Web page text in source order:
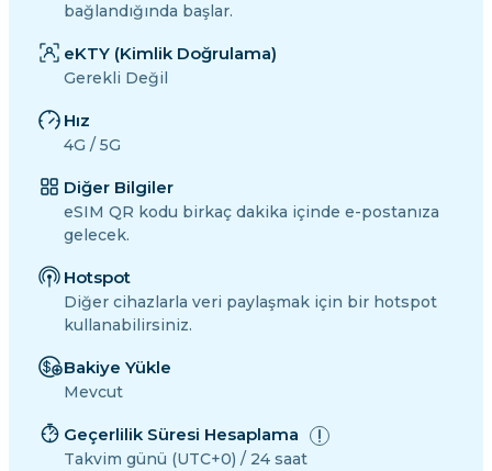
bağlandığında başlar.
eKTY (Kimlik Doğrulama)
Gerekli Değil
Hız
4G / 5G
Diğer Bilgiler
eSIM QR kodu birkaç dakika içinde e-postanıza
gelecek.
Hotspot
Diğer cihazlarla veri paylaşmak için bir hotspot
kullanabilirsiniz.
Bakiye Yükle
Mevcut
Geçerlilik Süresi Hesaplama
Takvim günü (UTC+0) / 24 saat